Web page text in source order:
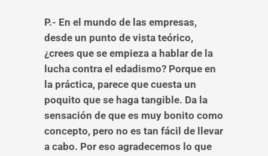
P.- En el mundo de las empresas,
desde un punto de vista teórico,
¿crees que se empieza a hablar de la
lucha contra el edadismo? Porque en
la práctica, parece que cuesta un
poquito que se haga tangible. Da la
sensación de que es muy bonito como
concepto, pero no es tan fácil de llevar
a cabo. Por eso agradecemos lo que